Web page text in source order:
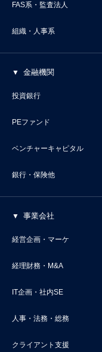
FAS系・監査法人
組織・人事系
金融機関
投資銀行
PEファンド
ベンチャーキャピタル
銀行・保険他
事業会社
経営企画・マーケ
経理財務・M&A
IT企画・社内SE
人事・法務・総務
クライアント支援